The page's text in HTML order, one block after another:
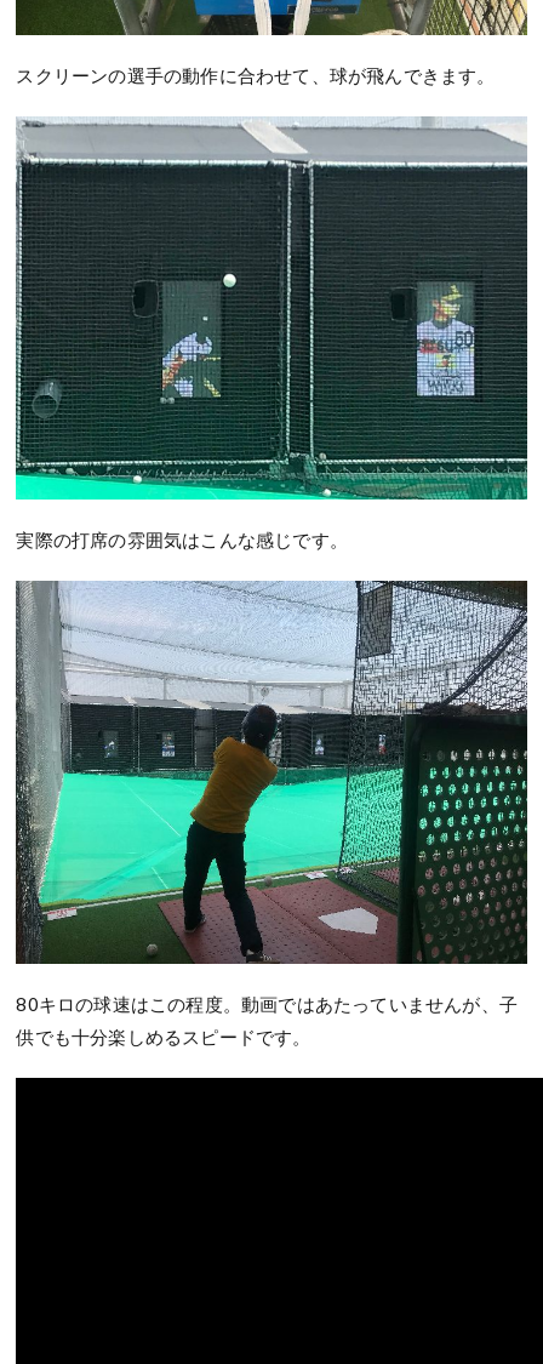
スクリーンの選手の動作に合わせて、球が飛んできます。
実際の打席の雰囲気はこんな感じです。
80キロの球速はこの程度。動画ではあたっていませんが、子
供でも十分楽しめるスピードです。